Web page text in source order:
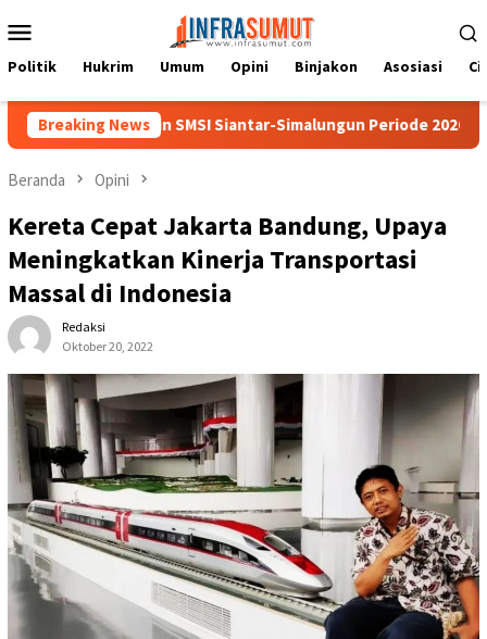
ke
Mobile
Politik Hukrim Umum Opini Binjakon Asosiasi
Breaking News
SMSI Siantar-Simalungun Periode 2026-2029
Beranda Opini
Kereta Cepat Jakarta Bandung, Upaya
Meningkatkan Kinerja Transportasi
Massal di Indonesia
Redaksi
Oktober 20, 2022